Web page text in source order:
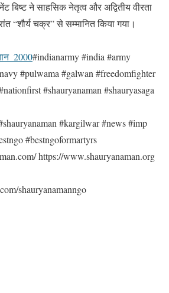
बिष्ट ने साहसिक नेतृत्व और अद्वितीय वीरता
“शौर्य चक्र” से सम्मानित किया गया।
#indianarmy #india #army
#pulwama #galwan #freedomfighter
#shauryanaman #shauryasaga
#kargilwar #news #imp
#bestngoformartyrs
https://www.shauryanaman.org
shauryanamanngo